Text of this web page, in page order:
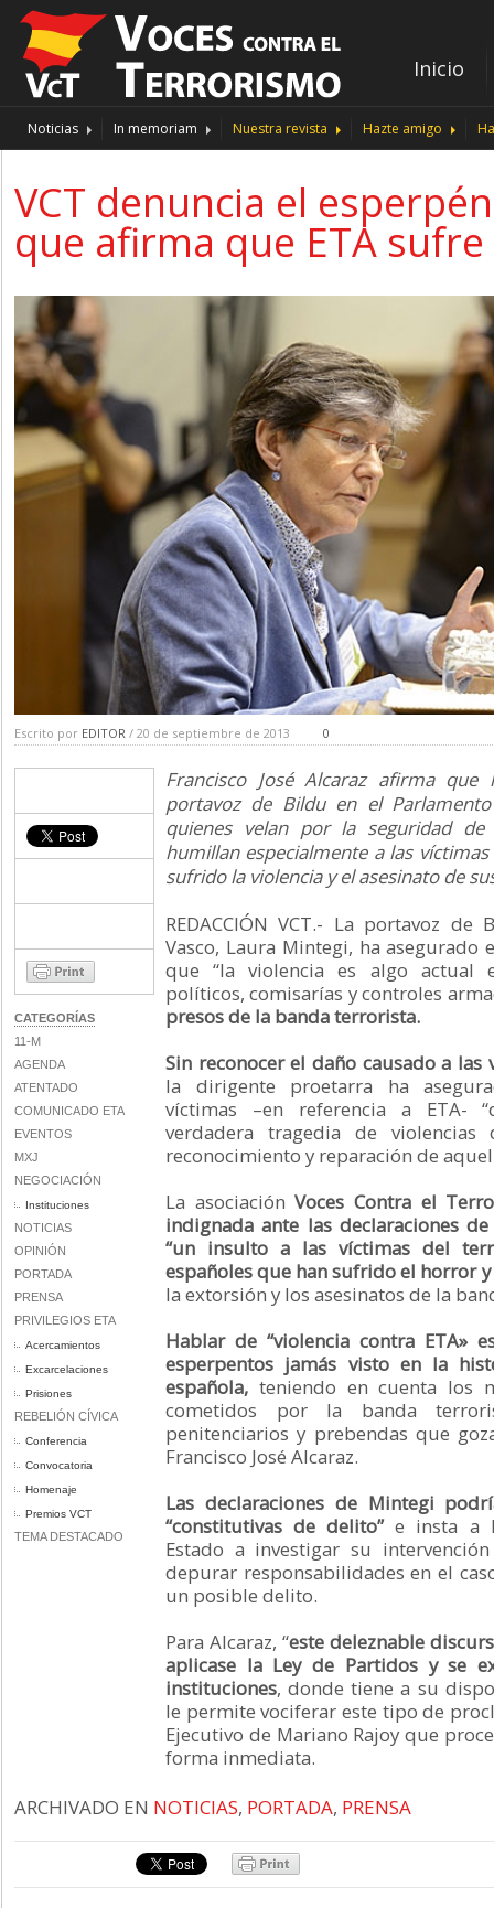
Inicio
Noticias In memoriam Nuestra revista Hazte amigo
VCT denuncia el
que afirma que ETA
Escrito por EDITOR / 20 de septiembre de 2013 0
CATEGORÍAS
11-M
AGENDA
ATENTADO
COMUNICADO ETA
EVENTOS
MXJ
NEGOCIACIÓN
Instituciones
NOTICIAS
OPINIÓN
PORTADA
PRENSA
PRIVILEGIOS ETA
Acercamientos
Excarcelaciones
Prisiones
REBELIÓN CÍVICA
Conferencia
Convocatoria
Homenaje
Premios VCT
TEMA DESTACADO
Francisco José Alcaraz afirma que
portavoz de Bildu en el
quienes velan por la seguridad
humillan especialmente a las
sufrido la violencia y el asesinato de
REDACCIÓN VCT.- La portavoz
Vasco, Laura Mintegi, ha asegurado
que “la violencia es algo actual
políticos, comisarías y controles
presos de la banda terrorista.
Sin reconocer el daño causado a
la dirigente proetarra ha
víctimas –en referencia a ETA-
verdadera tragedia de
reconocimiento y reparación de
La asociaciónVoces Contra el
indignada ante las declaraciones
“un insulto a las víctimas del
españoles que han sufrido el horror
la extorsión y los asesinatos de la
Hablar de “violencia contra ETA»
esperpentos jamás visto en la
española, teniendo en cuenta los
cometidos por la banda
penitenciarios y prebendas que
Francisco José Alcaraz.
Las declaraciones de Mintegi
“constitutivas de delito”e insta a
Estado a investigar su
depurar responsabilidades en el
un posible delito.
Para Alcaraz, “este deleznable
aplicase la Ley de Partidos y se
instituciones, donde tiene a su
le permite vociferar este tipo de
Ejecutivo de Mariano Rajoy que
forma inmediata.
ARCHIVADO EN NOTICIAS, PORTADA, PRENSA